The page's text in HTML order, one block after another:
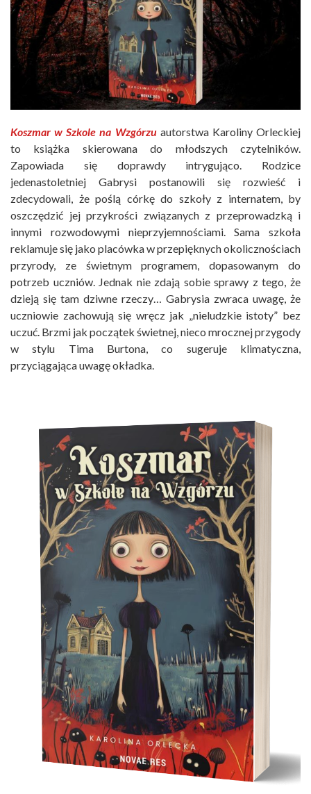
Koszmar w Szkole na Wzgórzu autorstwa Karoliny Orleckiej
to książka skierowana do młodszych czytelników.
Zapowiada się doprawdy intrygująco. Rodzice
jedenastoletniej Gabrysi postanowili się rozwieść i
zdecydowali, że poślą córkę do szkoły z internatem, by
oszczędzić jej przykrości związanych z przeprowadzką i
innymi rozwodowymi nieprzyjemnościami. Sama szkoła
reklamuje się jako placówka w przepięknych okolicznościach
przyrody, ze świetnym programem, dopasowanym do
potrzeb uczniów. Jednak nie zdają sobie sprawy z tego, że
dzieją się tam dziwne rzeczy… Gabrysia zwraca uwagę, że
uczniowie zachowują się wręcz jak „nieludzkie istoty” bez
uczuć. Brzmi jak początek świetnej, nieco mrocznej przygody
w stylu Tima Burtona, co sugeruje klimatyczna,
przyciągająca uwagę okładka.